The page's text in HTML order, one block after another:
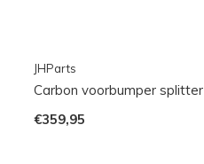
JHParts
Carbon voorbumper splitter
€359,95